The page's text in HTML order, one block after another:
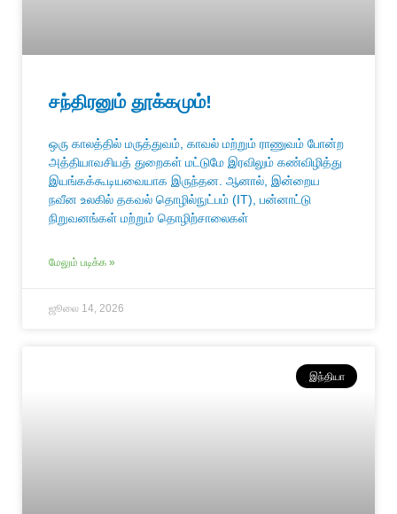
சந்திரனும் தூக்கமும்!
ஒரு காலத்தில் மருத்துவம், காவல் மற்றும் ராணுவம் போன்ற
அத்தியாவசியத் துறைகள் மட்டுமே இரவிலும் கண்விழித்து
இயங்கக்கூடியவையாக இருந்தன. ஆனால், இன்றைய
நவீன உலகில் தகவல் தொழில்நுட்பம் (IT), பன்னாட்டு
நிறுவனங்கள் மற்றும் தொழிற்சாலைகள்
மேலும் படிக்க »
ஜூலை 14, 2026
இந்தியா